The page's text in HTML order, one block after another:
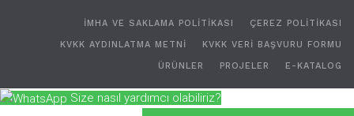
İMHA VE SAKLAMA POLİTİKASI ÇEREZ POLİTİKASI
KVKK AYDINLATMA METNI KVKK VERI BAŞVURU FORMU
ÜRÜNLER PROJELER E-KATALOG
Size nasıl yardımcı olabiliriz?